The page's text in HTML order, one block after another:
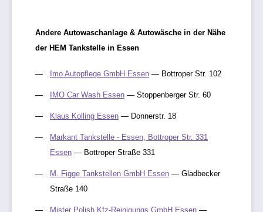
Andere Autowaschanlage & Autowäsche in der Nähe
der HEM Tankstelle in Essen
Imo Autopflege GmbH Essen — Bottroper Str. 102
IMO Car Wash Essen — Stoppenberger Str. 60
Klaus Kolling Essen — Donnerstr. 18
Markant Tankstelle - Essen, Bottroper Str. 331
Essen — Bottroper Straße 331
M. Figge Tankstellen GmbH Essen — Gladbecker
Straße 140
Mister Polish Kfz-Reinigungs GmbH Essen —